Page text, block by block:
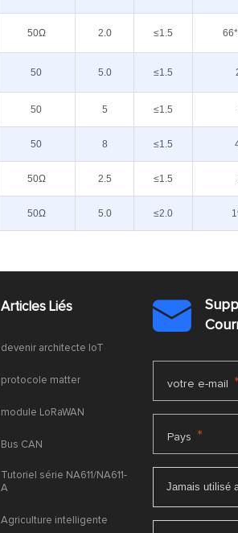
50Ω 2.0 ≤1.5
50 5.0 ≤1.5
50 5 ≤1.5
50 8 ≤1.5
50Ω 2.5 ≤1.5
50Ω 5.0 ≤2.0
Articles Liés
devenir architecte IoT
protocole matter
module LoRaWAN
Bus CAN
Tutoriel série NA611/NA611-
A
Agriculture intelligente

votre e-mail
Pays *